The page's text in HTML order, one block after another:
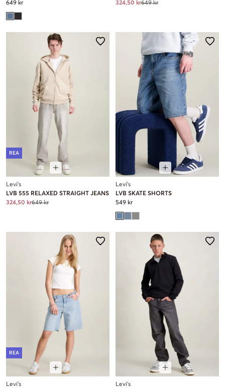
649 kr
324,50 kr649 kr
REA
Levi's
LVB 555 RELAXED STRAIGHT JEANS
324,50 kr649 kr
Levi's
LVB SKATE SHORTS
549 kr
REA
Levi's Levi's